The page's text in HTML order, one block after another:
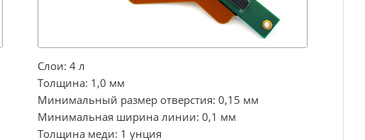
Слои: 4 л
Толщина: 1,0 мм
Минимальный размер отверстия: 0,15 мм
Минимальная ширина линии: 0,1 мм
Толщина меди: 1 унция